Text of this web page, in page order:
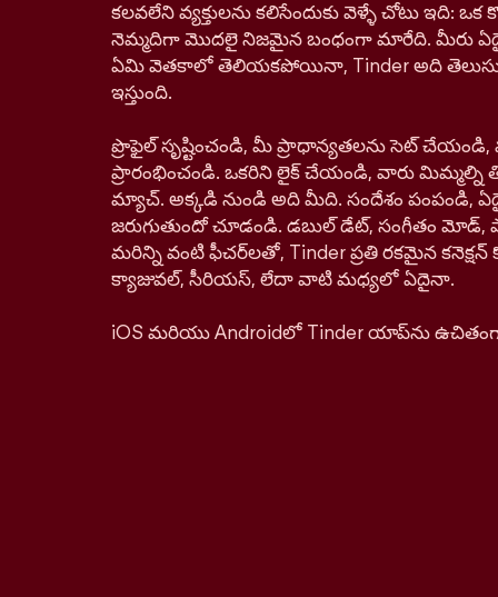
కలవలేని వ్యక్తులను కలిసేందుకు వెళ్ళే చోటు ఇది: ఒక
నెమ్మదిగా మొదలై నిజమైన బంధంగా మారేది. మీరు
ఏమి వెతకాలో తెలియకపోయినా, Tinder అది
ఇస్తుంది.
ప్రొఫైల్ సృష్టించండి, మీ ప్రాధాన్యతలను సెట్
ప్రారంభించండి. ఒకరిని లైక్ చేయండి, వారు మిమ్మల్ని
మ్యాచ్. అక్కడి నుండి అది మీది. సందేశం పంపండి,
జరుగుతుందో చూడండి. డబుల్ డేట్, సంగీతం మోడ్,
మరిన్ని వంటి ఫీచర్‌లతో, Tinder ప్రతి రకమైన
క్యాజువల్, సీరియస్, లేదా వాటి మధ్యలో ఏదైనా.
iOS మరియు Androidలో Tinder యాప్‌ను